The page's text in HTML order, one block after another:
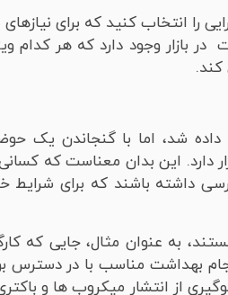
را انتخاب کنید که برای نیازهای
بازار وجود دارد که هر کدام
داده شد، اما با گنجاندن یک
که در بالای هر دو قرار دارد. این بدان معناست که
داشته باشند که برای شرایط
به عنوان مثال، جایی که
بهداشت مناسب با در دسترس
از انتشار میکروب ها و